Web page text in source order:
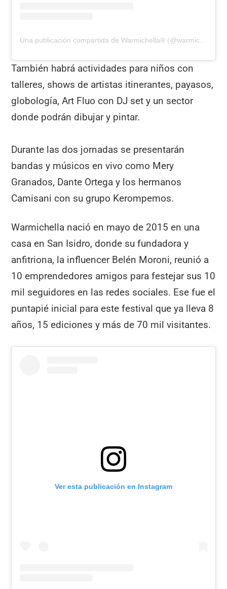
También habrá actividades para niños con
talleres, shows de artistas itinerantes, payasos,
globología, Art Fluo con DJ set y un sector
donde podrán dibujar y pintar.
Durante las dos jornadas se presentarán
bandas y músicos en vivo como Mery
Granados, Dante Ortega y los hermanos
Camisani con su grupo Kerompemos.
Warmichella nació en mayo de 2015 en una
casa en San Isidro, donde su fundadora y
anfitriona, la influencer Belén Moroni, reunió a
10 emprendedores amigos para festejar sus 10
mil seguidores en las redes sociales. Ese fue el
puntapié inicial para este festival que ya lleva 8
años, 15 ediciones y más de 70 mil visitantes.
Ver esta publicación en Instagram